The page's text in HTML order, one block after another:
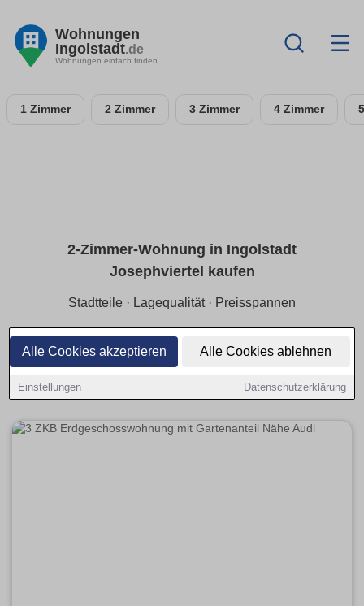
Alle Cookies akzeptieren Alle Cookies ablehnen
Einstellungen Datenschutzerklärung
Wohnungen
Ingolstadt.de
Wohnungen einfach finden
1 Zimmer 2 Zimmer 3 Zimmer 4 Zimmer
2-Zimmer-Wohnung in Ingolstadt
Josephviertel kaufen
Stadtteile · Lagequalität · Preisspannen
Für Single/Paare:2-Zimmer-ETW in Ingolstadt
Josephviertelmit Fokus aufruhige Lageund
je Stadtteil. Vergleiche
provisionsfrei